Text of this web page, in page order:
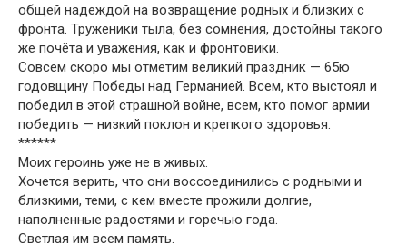
общей надеждой на возвращение родных и близких с
фронта. Труженики тыла, без сомнения, достойны такого
же почёта и уважения, как и фронтовики.
Совсем скоро мы отметим великий праздник — 65ю
годовщину Победы над Германией. Всем, кто выстоял и
победил в этой страшной войне, всем, кто помог армии
победить — низкий поклон и крепкого здоровья.
******
Моих героинь уже не в живых.
Хочется верить, что они воссоединились с родными и
близкими, теми, с кем вместе прожили долгие,
наполненные радостями и горечью года.
Светлая им всем память.